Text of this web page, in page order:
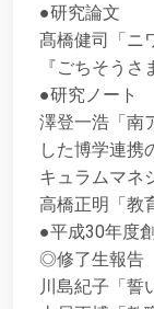
●研究論文
髙橋健司「ニ
『ごちそうさ
●研究ノート
澤登一浩「南
した博学連携
キュラムマネ
高橋正明「教
●平成30年度
◎修了生報告
川島紀子「誓